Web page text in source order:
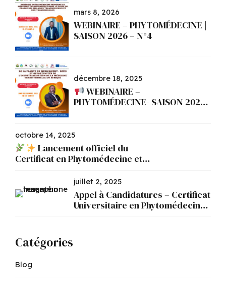
mars 8, 2026
WEBINAIRE – PHYTOMÉDECINE |
SAISON 2026 – N°4
décembre 18, 2025
WEBINAIRE –
PHYTOMÉDECINE- SAISON 2026
octobre 14, 2025
Lancement officiel du
Certificat en Phytomédecine et
juillet 2, 2025
Appel à Candidatures – Certificat
Universitaire en Phytomédecine
Catégories
Blog